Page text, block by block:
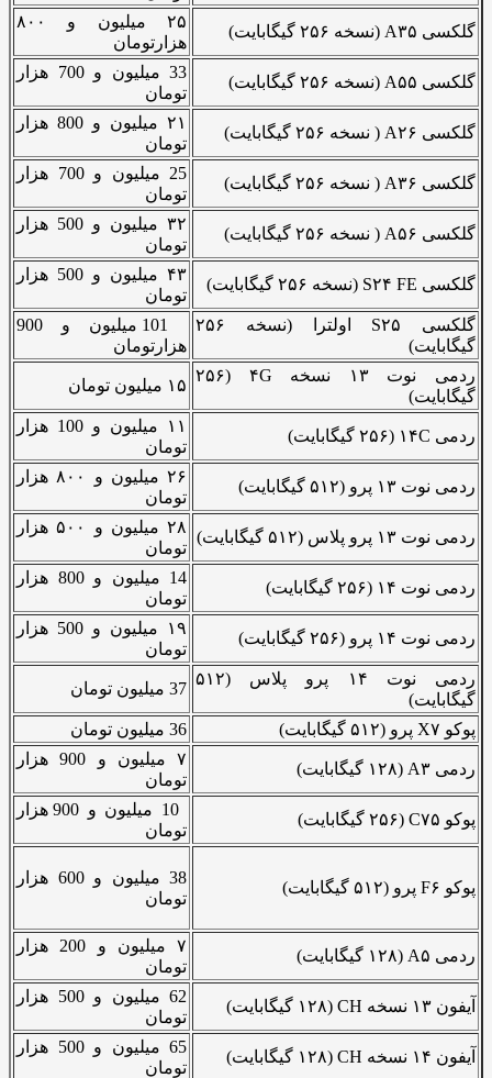
گلکسی A۳۵ (نسخه ۲۵۶ گیگابایت)
۲۵ میلیون و ۸۰۰
هزارتومان
گلکسی A۵۵ (نسخه ۲۵۶ گیگابایت)
33 میلیون و 700 هزار
تومان
گلکسی A۲۶ ( نسخه ۲۵۶ گیگابایت)
۲۱ میلیون و 800 هزار
تومان
گلکسی A۳۶ ( نسخه ۲۵۶ گیگابایت)
25 میلیون و 700 هزار
تومان
گلکسی A۵۶ ( نسخه ۲۵۶ گیگابایت)
۳۲ میلیون و 500 هزار
تومان
گلکسی S۲۴ FE (نسخه ۲۵۶ گیگابایت)
۴۳ میلیون و 500 هزار
تومان
گلکسی S۲۵ اولترا (نسخه ۲۵۶
گیگابایت)
101 میلیون و 900
هزارتومان
ردمی نوت ۱۳ نسخه ۴G (۲۵۶
گیگابایت)
۱۵ میلیون تومان
ردمی ۱۴C (۲۵۶ گیگابایت)
۱۱ میلیون و 100 هزار
تومان
ردمی نوت ۱۳ پرو (۵۱۲ گیگابایت)
۲۶ میلیون و ۸۰۰ هزار
تومان
ردمی نوت ۱۳ پرو پلاس (۵۱۲ گیگابایت)
۲۸ میلیون و ۵۰۰ هزار
تومان
ردمی نوت ۱۴ (۲۵۶ گیگابایت)
14 میلیون و 800 هزار
تومان
ردمی نوت ۱۴ پرو (۲۵۶ گیگابایت)
۱۹ میلیون و 500 هزار
تومان
ردمی نوت ۱۴ پرو پلاس (۵۱۲
گیگابایت)
37 میلیون تومان
پوکو X۷ پرو (۵۱۲ گیگابایت) 36 میلیون تومان
ردمی A۳ (۱۲۸ گیگابایت)
۷ میلیون و 900 هزار
تومان
پوکو C۷۵ (۲۵۶ گیگابایت)
10 میلیون و 900 هزار
تومان
پوکو F۶ پرو (۵۱۲ گیگابایت)
38 میلیون و 600 هزار
تومان
ردمی A۵ (۱۲۸ گیگابایت)
۷ میلیون و 200 هزار
تومان
آیفون ۱۳ نسخه CH (۱۲۸ گیگابایت)
62 میلیون و 500 هزار
تومان
آیفون ۱۴ نسخه CH (۱۲۸ گیگابایت)
65 میلیون و 500 هزار
تومان